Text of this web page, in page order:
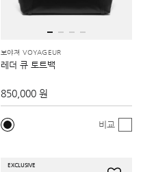
보야져 VOYAGEUR
레더 큐 토트백
850,000 원
비교
EXCLUSIVE